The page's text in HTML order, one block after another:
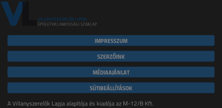
IMPRESSZUM
SZERZŐINK
MÉDIAAJÁNLAT
SÜTIBEÁLLÍTÁSOK
A Villanyszerelők Lapja alapítója és kiadója az M-12/B Kft.